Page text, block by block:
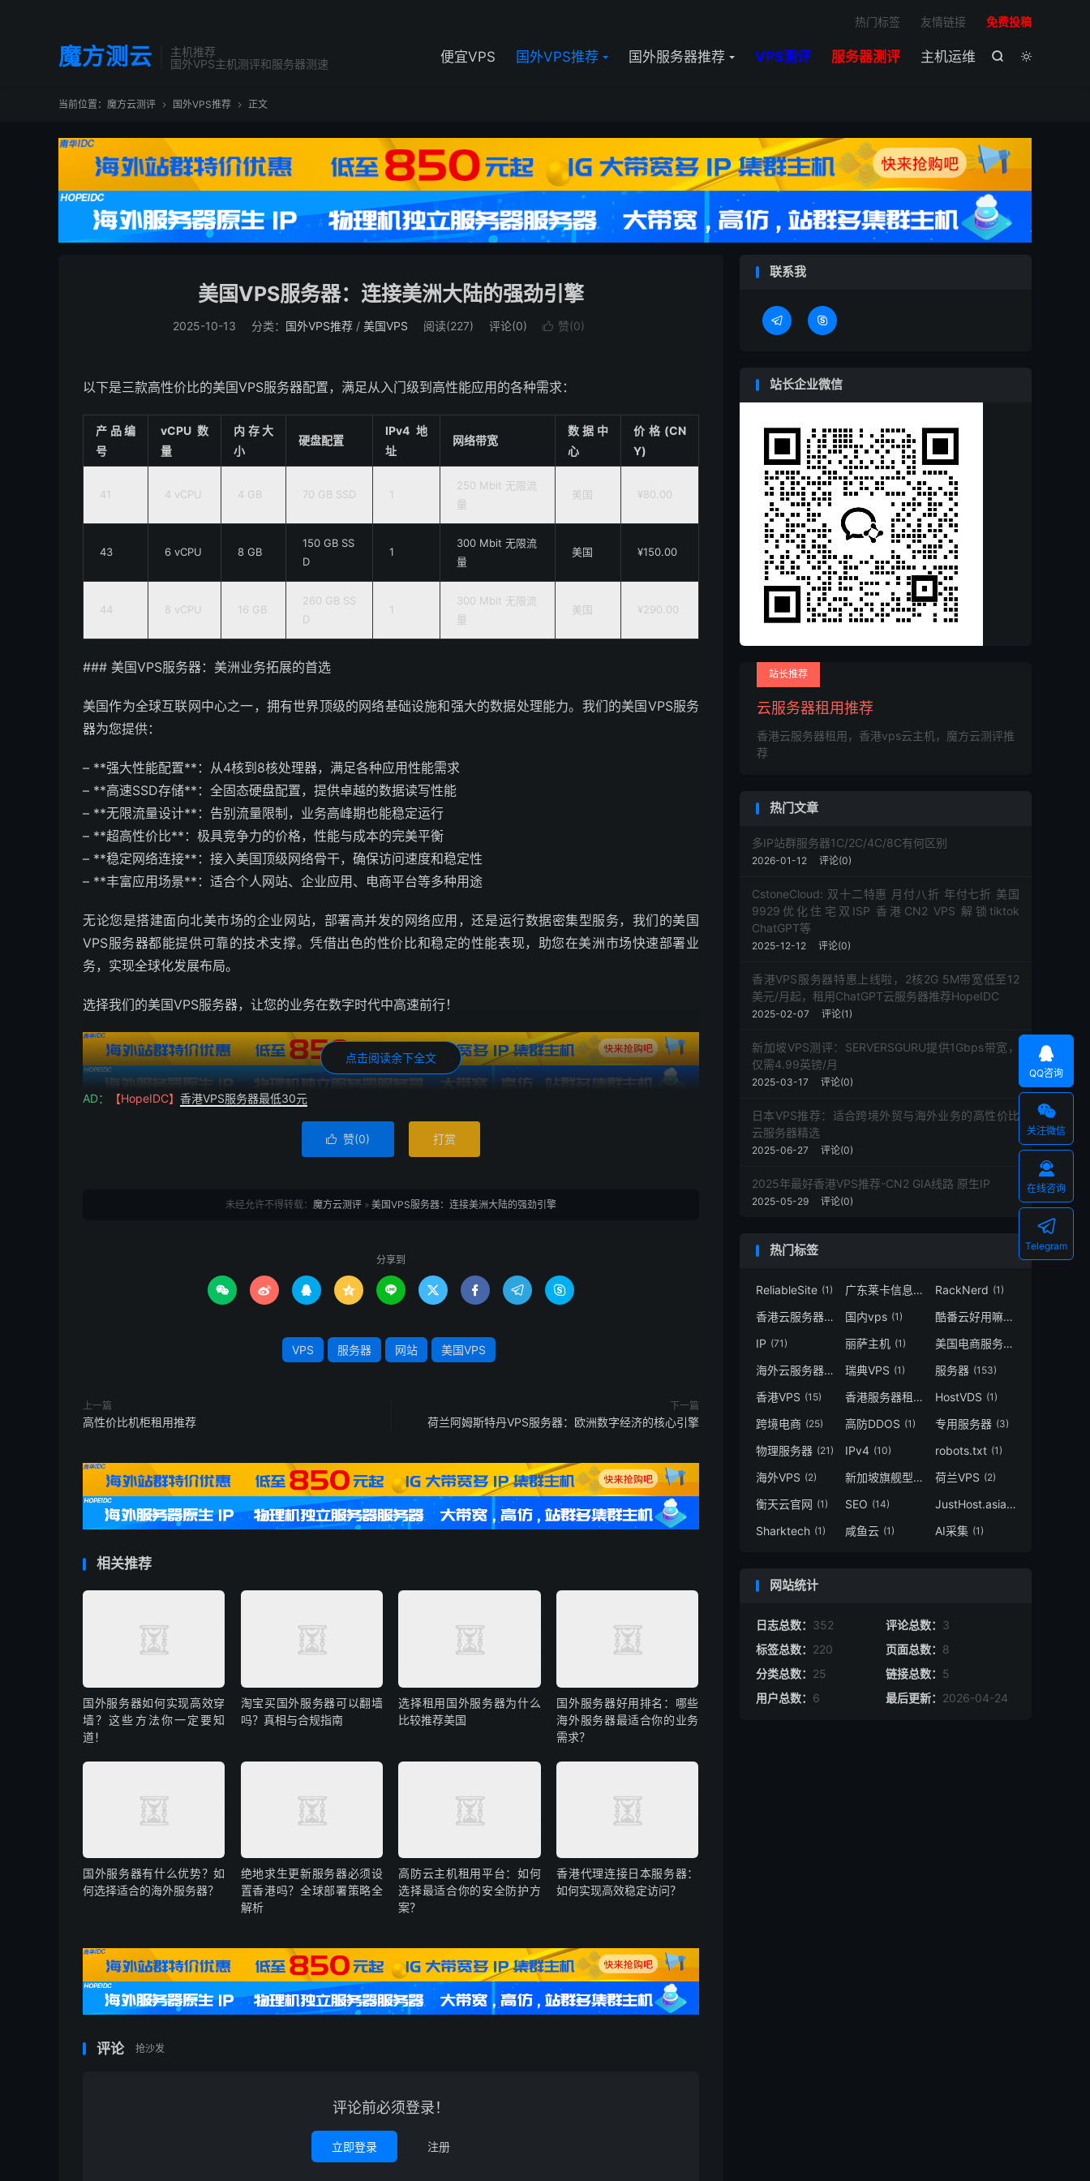
魔方测云
主机推荐
国外VPS主机测评和服务器测速


便宜VPS 国外VPS推荐 国外服务器推荐 VPS测评 服务器测评 主机运维
热门标签 友情链接 免费投稿
当前位置： 魔方云测评  国外VPS推荐  正文
美国VPS服务器：连接美洲大陆的强劲引擎
2025-10-13 分类： 国外VPS推荐 / 美国VPS 阅读(227) 评论(0)  赞(0)
以下是三款高性价比的美国VPS服务器配置，满足从入门级到高性能应用的各种需求：
产品编
号
vCPU数
量
内存大
小
硬盘配置
IPv4地
址
网络带宽
数据中
心
价格(CN
Y)
41 4 vCPU 4 GB 70 GB SSD 1
250 Mbit 无限流
量
美国 ¥80.00
43 6 vCPU 8 GB
150 GB SS
D
1
300 Mbit 无限流
量
美国 ¥150.00
44 8 vCPU 16 GB
260 GB SS
D
1
300 Mbit 无限流
量
美国 ¥290.00
### 美国VPS服务器：美洲业务拓展的首选
美国作为全球互联网中心之一，拥有世界顶级的网络基础设施和强大的数据处理能力。我们的美国VPS服务
器为您提供：
– **强大性能配置**：从4核到8核处理器，满足各种应用性能需求
– **高速SSD存储**：全固态硬盘配置，提供卓越的数据读写性能
– **无限流量设计**：告别流量限制，业务高峰期也能稳定运行
– **超高性价比**：极具竞争力的价格，性能与成本的完美平衡
– **稳定网络连接**：接入美国顶级网络骨干，确保访问速度和稳定性
– **丰富应用场景**：适合个人网站、企业应用、电商平台等多种用途
无论您是搭建面向北美市场的企业网站，部署高并发的网络应用，还是运行数据密集型服务，我们的美国
VPS服务器都能提供可靠的技术支撑。凭借出色的性价比和稳定的性能表现，助您在美洲市场快速部署业
务，实现全球化发展布局。
选择我们的美国VPS服务器，让您的业务在数字时代中高速前行！
点击阅读余下全文
AD： 【HopeIDC】 香港VPS服务器最低30元
 赞(0) 打赏
未经允许不得转载： 魔方云测评 » 美国VPS服务器：连接美洲大陆的强劲引擎
分享到
        
VPS 服务器 网站 美国VPS
上一篇
高性价比机柜租用推荐
下一篇
荷兰阿姆斯特丹VPS服务器：欧洲数字经济的核心引擎
相关推荐
国外服务器如何实现高效穿
墙？这些方法你一定要知
道！
淘宝买国外服务器可以翻墙
吗？真相与合规指南
选择租用国外服务器为什么
比较推荐美国
国外服务器好用排名：哪些
海外服务器最适合你的业务
需求？
国外服务器有什么优势？如
何选择适合的海外服务器？
绝地求生更新服务器必须设
置香港吗？全球部署策略全
解析
高防云主机租用平台：如何
选择最适合你的安全防护方
案？
香港代理连接日本服务器：
如何实现高效稳定访问？
评论 抢沙发
评论前必须登录！
立即登录 注册
联系我
 
站长企业微信
站长推荐
云服务器租用推荐
香港云服务器租用，香港vps云主机，魔方云测评推
荐
热门文章
多IP站群服务器1C/2C/4C/8C有何区别
2026-01-12 评论(0)
CstoneCloud: 双十二特惠 月付八折 年付七折 美国
9929优化住宅双ISP 香港CN2 VPS 解锁tiktok
ChatGPT等
2025-12-12 评论(0)
香港VPS服务器特惠上线啦，2核2G 5M带宽低至12
美元/月起，租用ChatGPT云服务器推荐HopeIDC
2025-02-07 评论(1)
新加坡VPS测评：SERVERSGURU提供1Gbps带宽，
仅需4.99英镑/月
2025-03-17 评论(0)
日本VPS推荐：适合跨境外贸与海外业务的高性价比
云服务器精选
2025-06-27 评论(0)
2025年最好香港VPS推荐-CN2 GIA线路 原生IP
2025-05-29 评论(0)
热门标签
ReliableSite (1) 广东莱卡信息技术有限公司 (1)
RackNerd (1)
香港云服务器(15) 国内vps (1) 酷番云好用嘛
(1)
IP (71) 丽萨主机 (1) 美国电商服务器
海外云服务器(3) 瑞典VPS (1) 服务器 (153)
香港VPS (15) 香港服务器租用 (2)
HostVDS (1)
跨境电商 (25) 高防DDOS (1) 专用服务器 (3)
物理服务器 (21) IPv4 (10) robots.txt (1)
海外VPS (2) 新加坡旗舰型服务器 (1)
荷兰VPS (2)
衡天云官网 (1) SEO (14) JustHost.asia
(1)
Sharktech (1) 咸鱼云 (1) AI采集 (1)
网站统计
日志总数： 352 评论总数： 3
标签总数： 220 页面总数： 8
分类总数： 25 链接总数： 5
用户总数： 6 最后更新： 2026-04-24

QQ咨询

关注微信

在线咨询

Telegram